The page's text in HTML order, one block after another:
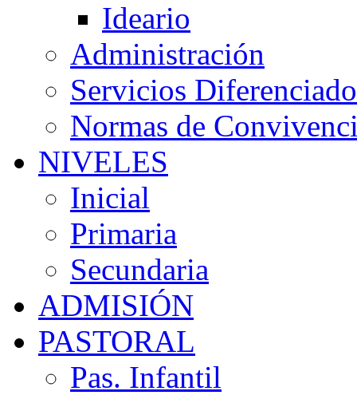
Ideario
Administración
Servicios
Normas de
NIVELES
Inicial
Primaria
Secundaria
ADMISIÓN
PASTORAL
Pas. Infantil